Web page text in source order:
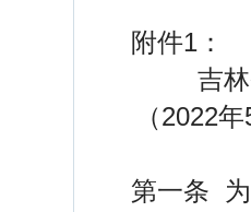
附件1：
吉
（2022
第一条